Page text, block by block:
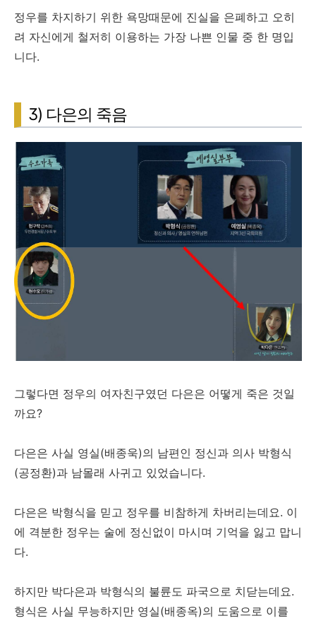
정우를 차지하기 위한 욕망때문에 진실을 은폐하고 오히
려 자신에게 철저히 이용하는 가장 나쁜 인물 중 한 명입
니다.
3) 다은의 죽음
그렇다면 정우의 여자친구였던 다은은 어떻게 죽은 것일
까요?
다은은 사실 영실(배종욱)의 남편인 정신과 의사 박형식
(공정환)과 남몰래 사귀고 있었습니다.
다은은 박형식을 믿고 정우를 비참하게 차버리는데요. 이
에 격분한 정우는 술에 정신없이 마시며 기억을 잃고 맙니
다.
하지만 박다은과 박형식의 불륜도 파국으로 치닫는데요.
형식은 사실 무능하지만 영실(배종옥)의 도움으로 이를